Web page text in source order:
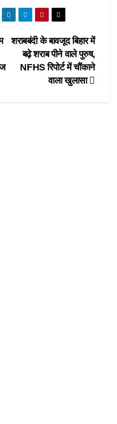
शराबबंदी के बावजूद बिहार में
बढ़े शराब पीने वाले पुरुष,
NFHS रिपोर्ट में चौंकाने
वाला खुलासा